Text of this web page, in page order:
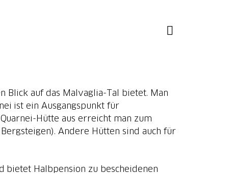
Blick auf das Malvaglia-Tal bietet. Man
ist ein Ausgangspunkt für
Hütte aus erreicht man zum
Andere Hütten sind auch für
bietet Halbpension zu bescheidenen